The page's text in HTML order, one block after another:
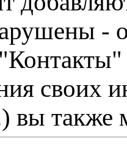
-
своих
вы также